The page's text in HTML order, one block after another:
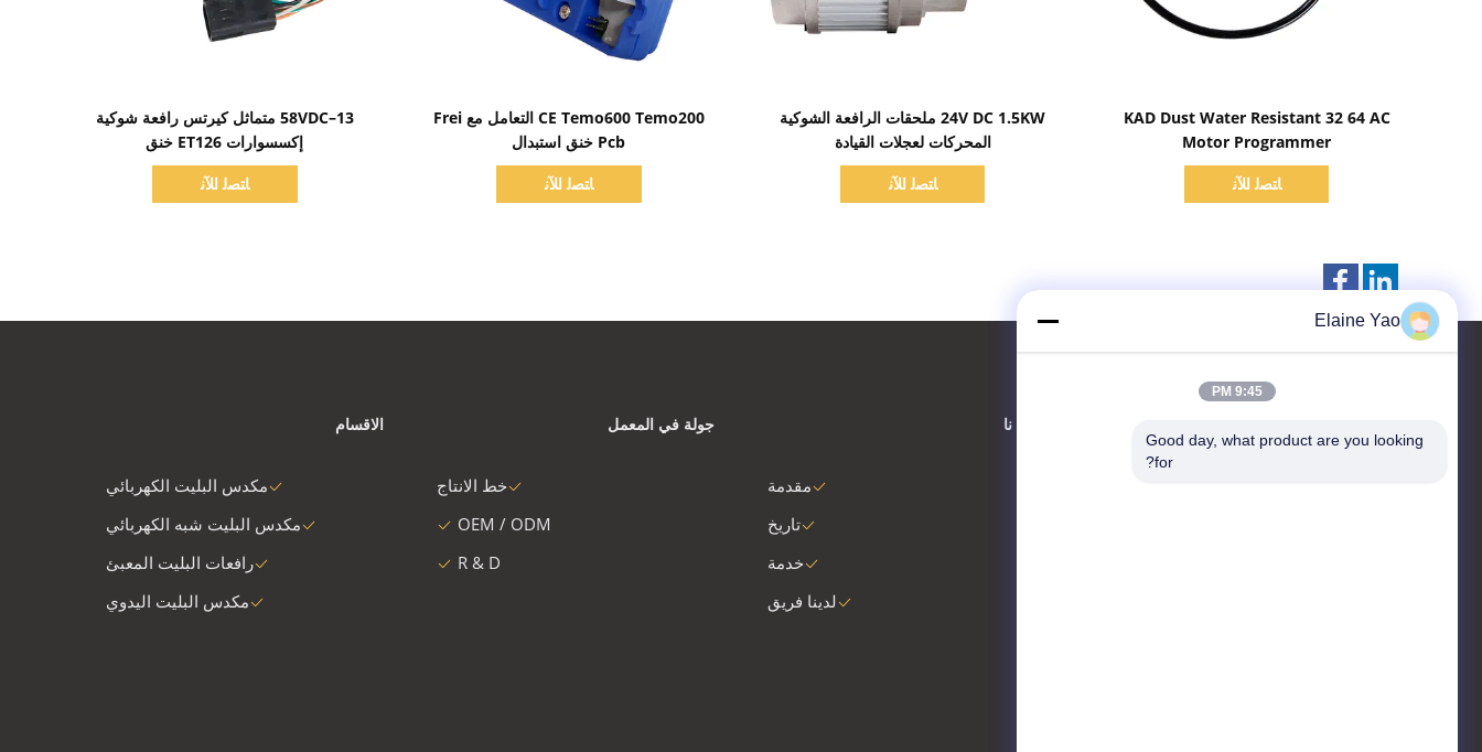
13–58VDC متماثل كيرتس رافعة شوكية
إكسسوارات ET126 خنق
ﺎﺘﺼﻟ ﺍﻶﻧ
CE Temo600 Temo200 التعامل مع Frei
Pcb خنق استبدال
ﺎﺘﺼﻟ ﺍﻶﻧ
24V DC 1.5KW ملحقات الرافعة الشوكية
المحركات لعجلات القيادة
ﺎﺘﺼﻟ ﺍﻶﻧ
KAD Dust Water Resistant 32 64 AC
Motor Programmer
ﺎﺘﺼﻟ ﺍﻶﻧ
الاقسام
مكدس البليت الكهربائي
مكدس البليت شبه الكهربائي
رافعات البليت المعبئ
مكدس البليت اليدوي
جولة في المعمل
خط الانتاج
OEM / ODM
R & D
حول نا
مقدمة
تاريخ
خدمة
لدينا فريق
Elaine Yao
9:45 PM
Good day, what product are you looking
for?